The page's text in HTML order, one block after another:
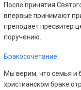
После принятия
впервые принимают
преподает пресвитер
поручению.
Бракосочетание
Мы верим, что семья и
христианском браке